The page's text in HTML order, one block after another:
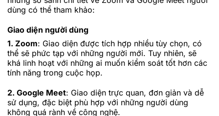
dùng có thể tham khảo:
Giao diện người dùng
1. Zoom: Giao diện được tích hợp nhiều tùy chọn, có
thể sẽ phức tạp với những người mới. Tuy nhiên, sẽ
khá linh hoạt với những ai muốn kiểm soát tốt hơn các
tính năng trong cuộc họp.
2. Google Meet: Giao diện trực quan, đơn giản và dễ
sử dụng, đặc biệt phù hợp với những người dùng
không quá rành về công nghệ.